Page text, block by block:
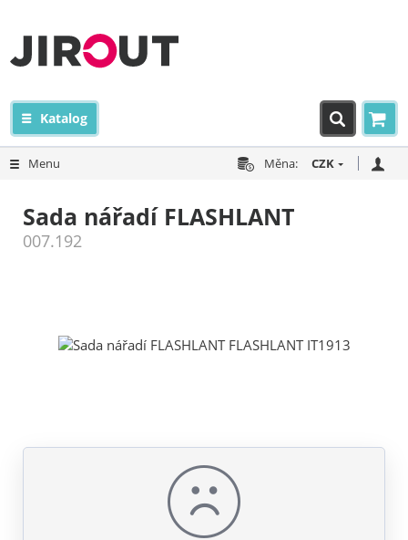
Katalog
Menu Měna: CZK
Sada nářadí FLASHLANT
007.192